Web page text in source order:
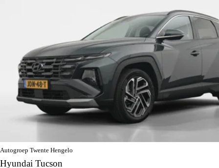
Autogroep Twente Hengelo
Hyundai Tucson